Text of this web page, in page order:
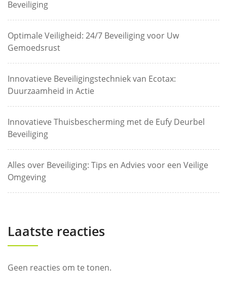
Beveiliging
Optimale Veiligheid: 24/7 Beveiliging voor Uw
Gemoedsrust
Innovatieve Beveiligingstechniek van Ecotax:
Duurzaamheid in Actie
Innovatieve Thuisbescherming met de Eufy Deurbel
Beveiliging
Alles over Beveiliging: Tips en Advies voor een Veilige
Omgeving
Laatste reacties
Geen reacties om te tonen.